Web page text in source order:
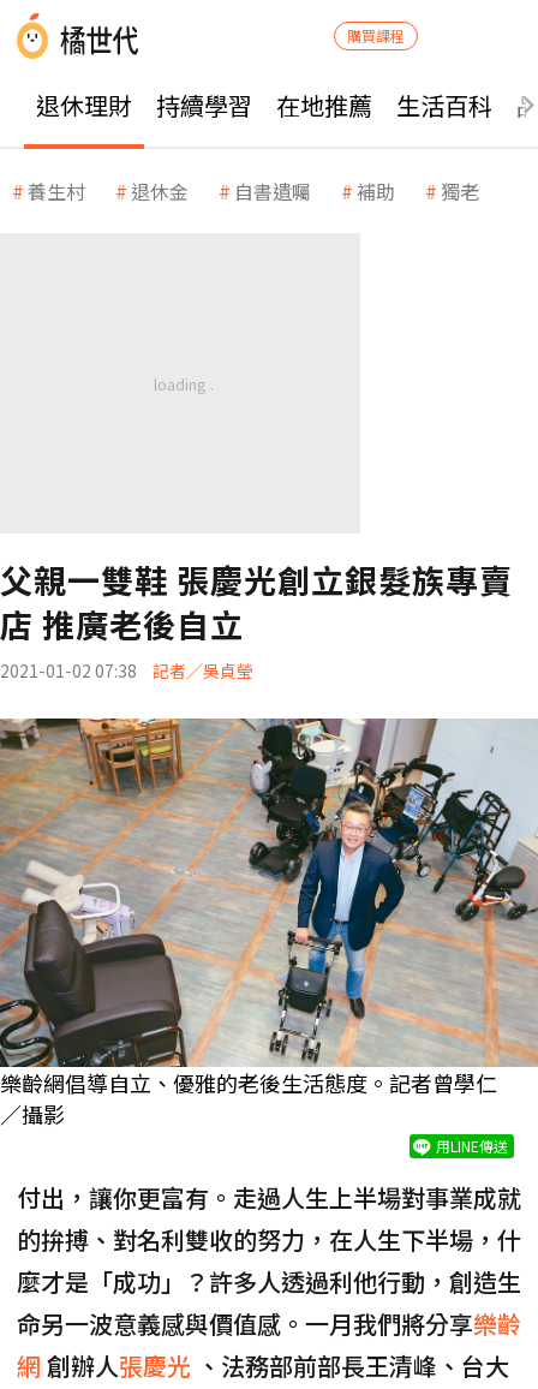
購買課程
退休理財 持續學習 在地推薦 生活百科
養生村 退休金 自書遺囑 補助 獨老
父親一雙鞋 張慶光創立銀髮族專賣
店 推廣老後自立
2021-01-02 07:38 記者／吳貞瑩
樂齡網倡導自立、優雅的老後生活態度。記者曾學仁
／攝影
用LINE傳送
付出，讓你更富有。走過人生上半場對事業成就
的拚搏、對名利雙收的努力，在人生下半場，什
麼才是「成功」？許多人透過利他行動，創造生
命另一波意義感與價值感。一月我們將分享樂齡
網 創辦人張慶光 、法務部前部長王清峰、台大